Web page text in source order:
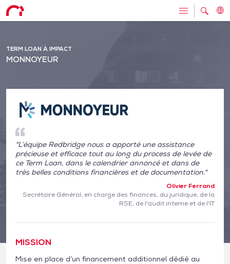
TERM LOAN À IMPACT
MONNOYEUR
"L’équipe Redbridge nous a apporté une assistance
précieuse et efficace tout au long du process de levée de
ce Term Loan, dans le calendrier annoncé et dans de
très belles conditions financières et de documentation."
Olivier Ferrand
Secrétaire Général, en charge des finances, du juridique, de la
RSE, de l'audit interne et de l'IT
MISSION
Mise en place d’un financement additionnel dédié au